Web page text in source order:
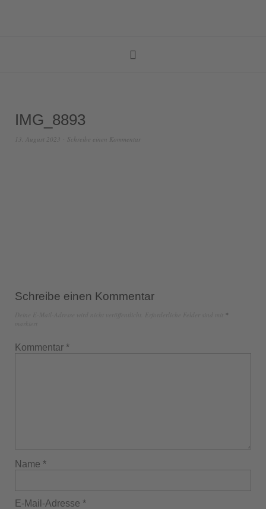
IMG_8893
13. August 2023 Schreibe einen Kommentar
Schreibe einen Kommentar
*
Kommentar *
Name *
E-Mail-Adresse *